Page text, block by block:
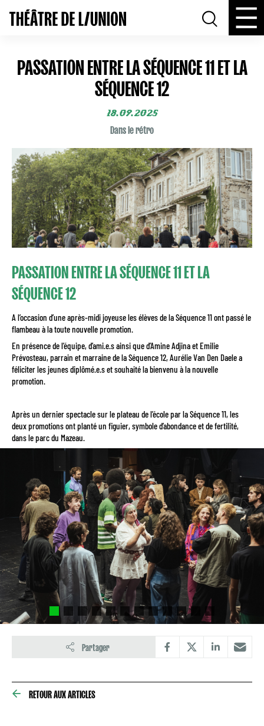
PASSATION ENTRE LA SÉQUENCE 11 ET LA
SÉQUENCE 12
18.09.2025
Dans le rétro
PASSATION ENTRE LA SÉQUENCE 11 ET LA
SÉQUENCE 12
A l’occasion d’une après-midi joyeuse les élèves de la Séquence 11 ont passé le
flambeau à la toute nouvelle promotion.
En présence de l’équipe, d’ami.e.s ainsi que d’Amine Adjina et Emilie
Prévosteau, parrain et marraine de la Séquence 12, Aurélie Van Den Daele a
féliciter les jeunes diplômé.e.s et souhaité la bienvenu à la nouvelle
promotion.
Après un dernier spectacle sur le plateau de l’école par la Séquence 11, les
deux promotions ont planté un figuier, symbole d’abondance et de fertilité,
dans le parc du Mazeau.
Partager
RETOUR AUX ARTICLES